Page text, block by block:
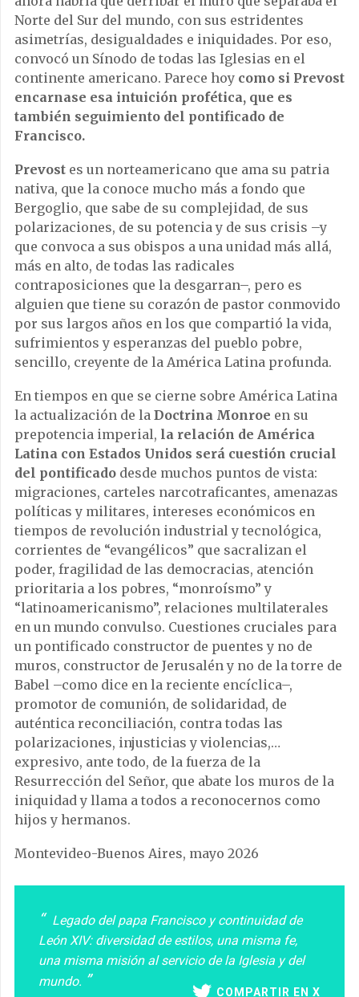
Norte del Sur del mundo, con sus estridentes
asimetrías, desigualdades e iniquidades. Por eso,
convocó un Sínodo de todas las Iglesias en el
continente americano. Parece hoy como si Prevost
encarnase esa intuición profética, que es
también seguimiento del pontificado de
Francisco.
Prevost es un norteamericano que ama su patria
nativa, que la conoce mucho más a fondo que
Bergoglio, que sabe de su complejidad, de sus
polarizaciones, de su potencia y de sus crisis –y
que convoca a sus obispos a una unidad más allá,
más en alto, de todas las radicales
contraposiciones que la desgarran–, pero es
alguien que tiene su corazón de pastor conmovido
por sus largos años en los que compartió la vida,
sufrimientos y esperanzas del pueblo pobre,
sencillo, creyente de la América Latina profunda.
En tiempos en que se cierne sobre América Latina
la actualización de la Doctrina Monroe en su
prepotencia imperial, la relación de América
Latina con Estados Unidos será cuestión crucial
del pontificado desde muchos puntos de vista:
migraciones, carteles narcotraficantes, amenazas
políticas y militares, intereses económicos en
tiempos de revolución industrial y tecnológica,
corrientes de “evangélicos” que sacralizan el
poder, fragilidad de las democracias, atención
prioritaria a los pobres, “monroísmo” y
“latinoamericanismo”, relaciones multilaterales
en un mundo convulso. Cuestiones cruciales para
un pontificado constructor de puentes y no de
muros, constructor de Jerusalén y no de la torre de
Babel –como dice en la reciente encíclica–,
promotor de comunión, de solidaridad, de
auténtica reconciliación, contra todas las
polarizaciones, injusticias y violencias,…
expresivo, ante todo, de la fuerza de la
Resurrección del Señor, que abate los muros de la
iniquidad y llama a todos a reconocernos como
hijos y hermanos.
Montevideo-Buenos Aires, mayo 2026
Legado del papa Francisco y continuidad de
León XIV: diversidad de estilos, una misma fe,
una misma misión al servicio de la Iglesia y del
mundo.
COMPARTIR EN X